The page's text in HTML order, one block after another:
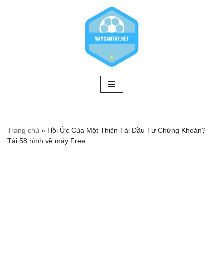
Trang chủ » Hồi Ức Của Một Thiên Tài Đầu Tư Chứng Khoán?
Tải 58 hình về máy Free